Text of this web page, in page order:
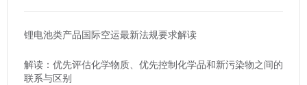
锂电池类产品国际空运最新法规要求解读
解读：优先评估化学物质、优先控制化学品和新污染物之间的
联系与区别